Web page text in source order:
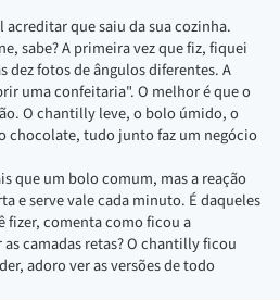
que saiu da sua cozinha.
sabe? A primeira vez que fiz, fiquei
fotos de ângulos diferentes. A
uma confeitaria". O melhor é que o
O chantilly leve, o bolo úmido, o
chocolate, tudo junto faz um negócio
que um bolo comum, mas a reação
e serve vale cada minuto. É daqueles
fizer, comenta como ficou a
camadas retas? O chantilly ficou
adoro ver as versões de todo